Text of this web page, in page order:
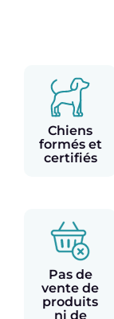
Chiens
formés et
certifiés
Pas de
vente de
produits
ni de